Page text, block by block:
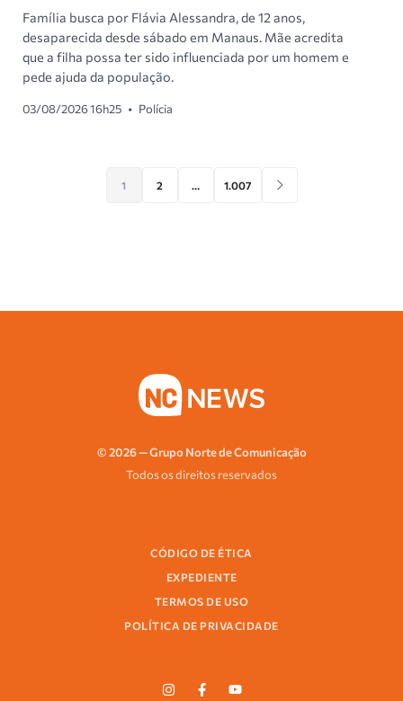
Família busca por Flávia Alessandra, de 12 anos,
desaparecida desde sábado em Manaus. Mãe acredita
que a filha possa ter sido influenciada por um homem e
pede ajuda da população.
03/08/2026 16h25 • Polícia
1 2 … 1.007
© 2026 — Grupo Norte de Comunicação
Todos os direitos reservados
CÓDIGO DE ÉTICA
EXPEDIENTE
TERMOS DE USO
POLÍTICA DE PRIVACIDADE